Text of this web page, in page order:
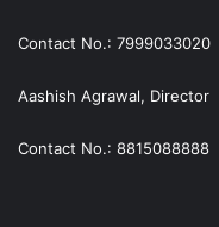
Contact No.: 7999033020
Aashish Agrawal, Director
Contact No.: 8815088888